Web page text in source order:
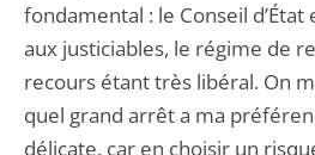
fondamental : le Conseil
aux justiciables, le régime de
recours étant très libéral. On
quel grand arrêt a ma
délicate, car en choisir un